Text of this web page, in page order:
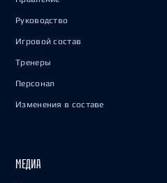
Руководство
Игровой состав
Тренеры
Персонал
Изменения в составе
МЕДИА